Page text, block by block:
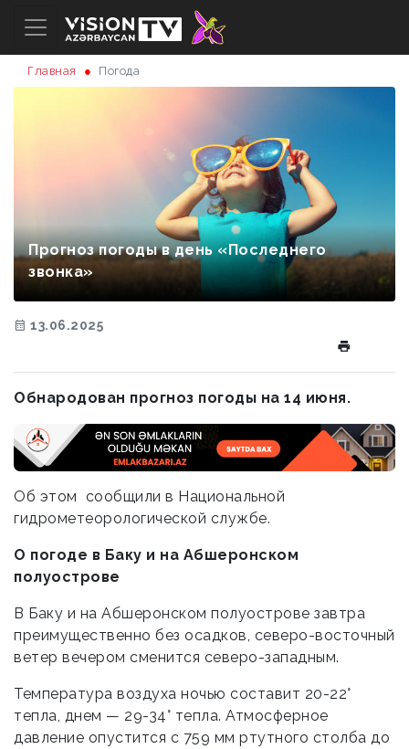
Главная Погода
Прогноз погоды в день «Последнего
звонка»
13.06.2025
Обнародован прогноз погоды на 14 июня.
Об этом сообщили в Национальной
гидрометеорологической службе.
О погоде в Баку и на Абшеронском
полуострове
В Баку и на Абшеронском полуострове завтра
преимущественно без осадков, северо-восточный
ветер вечером сменится северо-западным.
Температура воздуха ночью составит 20-22°
тепла, днем — 29-34° тепла. Атмосферное
давление опустится с 759 мм ртутного столба до